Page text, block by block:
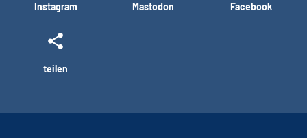
Instagram Mastodon Facebook
teilen